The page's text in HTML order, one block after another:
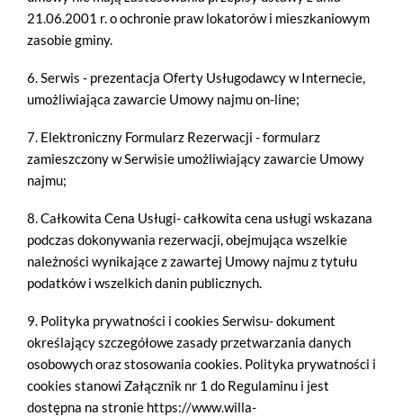
21.06.2001 r. o ochronie praw lokatorów i mieszkaniowym
zasobie gminy.
6. Serwis - prezentacja Oferty Usługodawcy w Internecie,
umożliwiająca zawarcie Umowy najmu on-line;
7. Elektroniczny Formularz Rezerwacji - formularz
zamieszczony w Serwisie umożliwiający zawarcie Umowy
najmu;
8. Całkowita Cena Usługi- całkowita cena usługi wskazana
podczas dokonywania rezerwacji, obejmująca wszelkie
należności wynikające z zawartej Umowy najmu z tytułu
podatków i wszelkich danin publicznych.
9. Polityka prywatności i cookies Serwisu- dokument
określający szczegółowe zasady przetwarzania danych
osobowych oraz stosowania cookies. Polityka prywatności i
cookies stanowi Załącznik nr 1 do Regulaminu i jest
dostępna na stronie https://www.willa-